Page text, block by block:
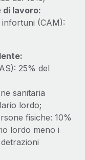
lavoro:
(CAM):
25% del
sanitaria
lordo;
fisiche: 10%
lordo meno i